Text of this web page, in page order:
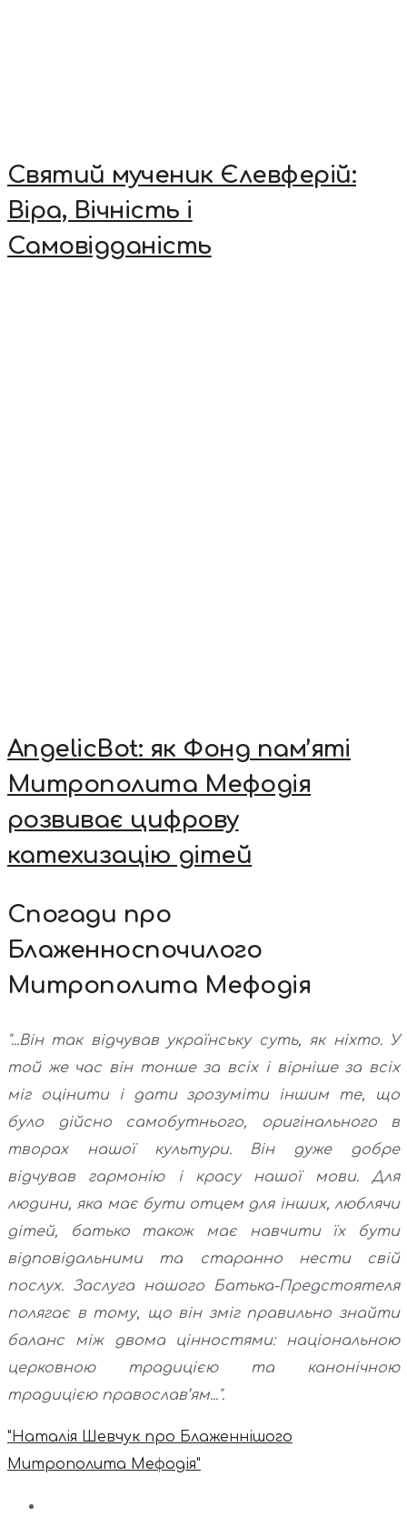
Святий мученик Єлевферій:
Віра, Вічність і
Самовідданість
AngelicBot: як Фонд пам’яті
Митрополита Мефодія
розвиває цифрову
катехизацію дітей
Спогади про
Блаженноспочилого
Митрополита Мефодія
"...Він так відчував українську суть, як ніхто. У
той же час він тонше за всіх і вірніше за всіх
міг оцінити і дати зрозуміти іншим те, що
було дійсно самобутнього, оригінального в
творах нашої культури. Він дуже добре
відчував гармонію і красу нашої мови. Для
людини, яка має бути отцем для інших, люблячи
дітей, батько також має навчити їх бути
відповідальними та старанно нести свій
послух. Заслуга нашого Батька-Предстоятеля
полягає в тому, що він зміг правильно знайти
баланс між двома цінностями: національною
церковною традицією та канонічною
традицією православ’ям...".
"Наталія Шевчук про Блаженнішого
Митрополита Мефодія"